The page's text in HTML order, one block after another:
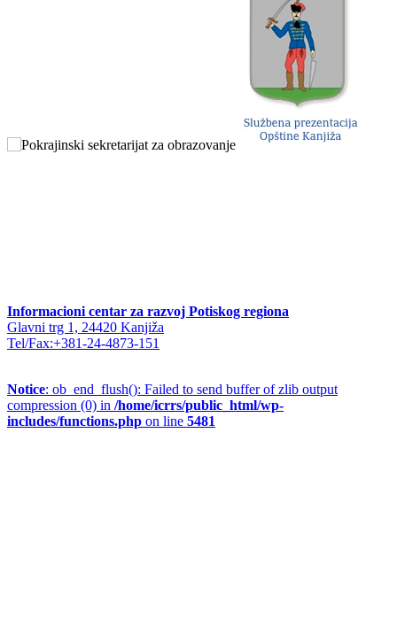
Informacioni centar za razvoj Potiskog regiona
Glavni trg 1, 24420 Kanjiža
Tel/Fax:+381-24-4873-151
Notice: ob_end_flush(): Failed to send buffer of zlib output
compression (0) in /home/icrrs/public_html/wp-
includes/functions.php on line 5481